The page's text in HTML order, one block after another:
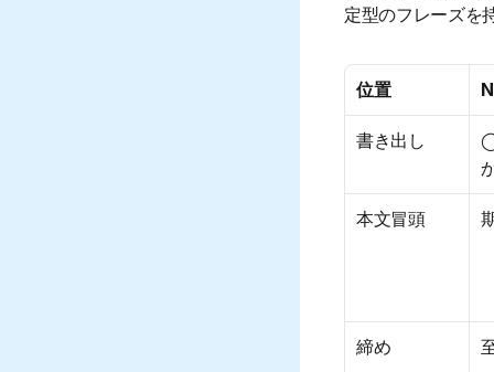
定型のフレーズを
位置
書き出し
本文冒頭
締め